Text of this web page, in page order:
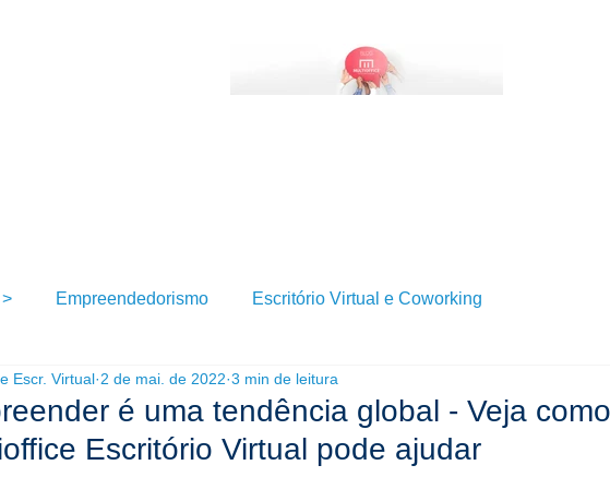
Empreendedorismo Escritório Virtual e Coworking
é uma tendência global - Veja
Escritório Virtual pode ajudar
Escr. Virtual 2 de mai. de 2022 3 min de leitura